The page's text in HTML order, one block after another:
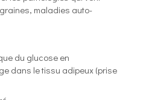
maladies auto-
du glucose en
dans le tissu adipeux (prise